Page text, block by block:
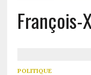
François-
POLITIQUE